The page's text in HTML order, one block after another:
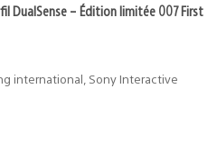
DualSense – Édition limitée 007 First
international, Sony Interactive